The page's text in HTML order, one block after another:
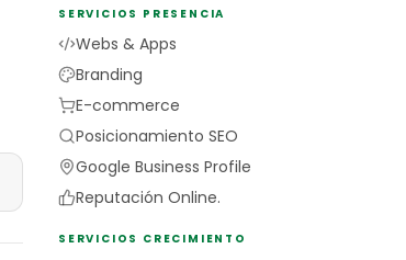
SERVICIOS PRESENCIA
Webs & Apps
Branding
E-commerce
Posicionamiento SEO
Google Business Profile
Reputación Online.
SERVICIOS CRECIMIENTO